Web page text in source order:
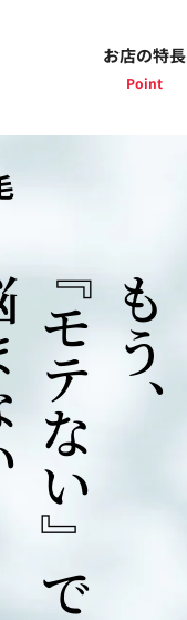
お店の特長
もう、
『モテない』で
い